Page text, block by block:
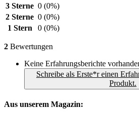
3 Sterne 0 (0%)
2 Sterne 0 (0%)
1 Stern
0 (0%)
2 Bewertungen
Keine Erfahrungsberichte
Schreibe als Erste*r einen
Produkt.
Aus unserem Magazin: